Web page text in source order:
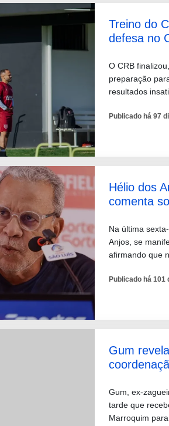
Treino do
defesa no
O CRB
preparação
resultados
Publicado há 97
Hélio dos
comenta
Na última
Anjos, se
afirmando que
Publicado há 101
Gum
Gum, ex-
tarde que
Marroquim